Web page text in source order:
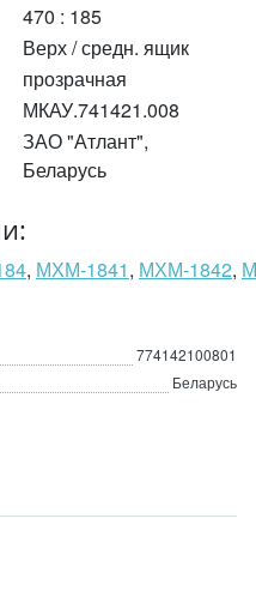
470 : 185
Верх / средн. ящик
прозрачная
МКАУ.741421.008
ЗАО "Атлант",
Беларусь
, МХМ-1841, МХМ-1842,
774142100801
Беларусь